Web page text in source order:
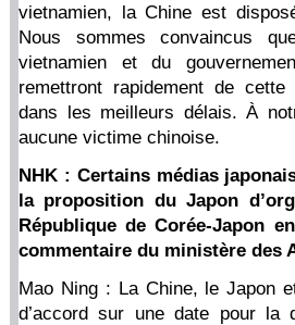
vietnamien, la Chine est
Nous sommes convaincus
vietnamien et du
remettront rapidement de
dans les meilleurs délais. À
aucune victime chinoise.
NHK : Certains médias
la proposition du Japon
République de Corée-Japon
commentaire du ministère des
Mao Ning : La Chine, le Japon
d’accord sur une date pour la